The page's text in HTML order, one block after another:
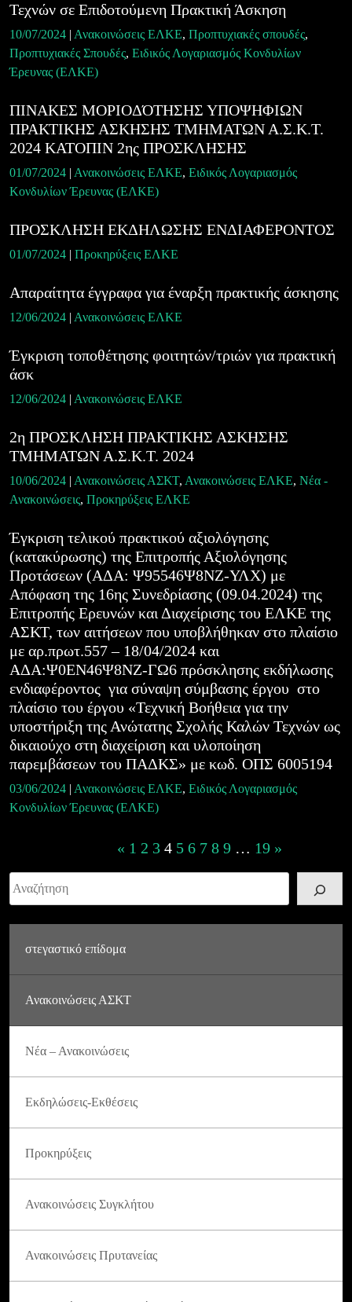
Τεχνών σε Επιδοτούμενη Πρακτική Άσκηση
10/07/2024 | Ανακοινώσεις ΕΛΚΕ, Προπτυχιακές σπουδές,
Προπτυχιακές Σπουδές, Ειδικός Λογαριασμός Κονδυλίων
Έρευνας (ΕΛΚΕ)
ΠΙΝΑΚΕΣ ΜΟΡΙΟΔΌΤΗΣΗΣ ΥΠΟΨΗΦΙΩΝ
ΠΡΑΚΤΙΚΗΣ ΑΣΚΗΣΗΣ ΤΜΗΜΑΤΩΝ Α.Σ.Κ.Τ.
2024 ΚΑΤΟΠΙΝ 2ης ΠΡΟΣΚΛΗΣΗΣ
01/07/2024 | Ανακοινώσεις ΕΛΚΕ, Ειδικός Λογαριασμός
Κονδυλίων Έρευνας (ΕΛΚΕ)
ΠΡΟΣΚΛΗΣΗ ΕΚΔΗΛΩΣΗΣ ΕΝΔΙΑΦΕΡΟΝΤΟΣ
01/07/2024 | Προκηρύξεις ΕΛΚΕ
Απαραίτητα έγγραφα για έναρξη πρακτικής άσκησης
12/06/2024 | Ανακοινώσεις ΕΛΚΕ
Έγκριση τοποθέτησης φοιτητών/τριών για πρακτική
άσκ
12/06/2024 | Ανακοινώσεις ΕΛΚΕ
2η ΠΡΟΣΚΛΗΣΗ ΠΡΑΚΤΙΚΗΣ ΑΣΚΗΣΗΣ
ΤΜΗΜΑΤΩΝ Α.Σ.Κ.Τ. 2024
10/06/2024 | Ανακοινώσεις ΑΣΚΤ, Ανακοινώσεις ΕΛΚΕ, Νέα -
Ανακοινώσεις, Προκηρύξεις ΕΛΚΕ
Έγκριση τελικού πρακτικού αξιολόγησης
(κατακύρωσης) της Επιτροπής Αξιολόγησης
Προτάσεων (ΑΔΑ: Ψ95546Ψ8ΝΖ-ΥΛΧ) με
Απόφαση της 16ης Συνεδρίασης (09.04.2024) της
Επιτροπής Ερευνών και Διαχείρισης του ΕΛΚΕ της
ΑΣΚΤ, των αιτήσεων που υποβλήθηκαν στο πλαίσιο
με αρ.πρωτ.557 – 18/04/2024 και
ΑΔΑ:Ψ0ΕΝ46Ψ8ΝΖ-ΓΩ6 πρόσκλησης εκδήλωσης
ενδιαφέροντος για σύναψη σύμβασης έργου στο
πλαίσιο του έργου «Τεχνική Βοήθεια για την
υποστήριξη της Ανώτατης Σχολής Καλών Τεχνών ως
δικαιούχο στη διαχείριση και υλοποίηση
παρεμβάσεων του ΠΑΔΚΣ» με κωδ. ΟΠΣ 6005194
03/06/2024 | Ανακοινώσεις ΕΛΚΕ, Ειδικός Λογαριασμός
Κονδυλίων Έρευνας (ΕΛΚΕ)
navigation
« 1 2 3 4 5 6 7 8 9 … 19 »
Αναζήτηση
στεγαστικό επίδομα
Ανακοινώσεις ΑΣΚΤ
Νέα – Ανακοινώσεις
Εκδηλώσεις-Εκθέσεις
Προκηρύξεις
Ανακοινώσεις Συγκλήτου
Ανακοινώσεις Πρυτανείας